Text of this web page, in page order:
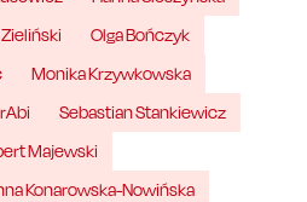
Olga Bończyk
Monika Krzywkowska
Sebastian Stankiewicz
Majewski
Konarowska-Nowińska